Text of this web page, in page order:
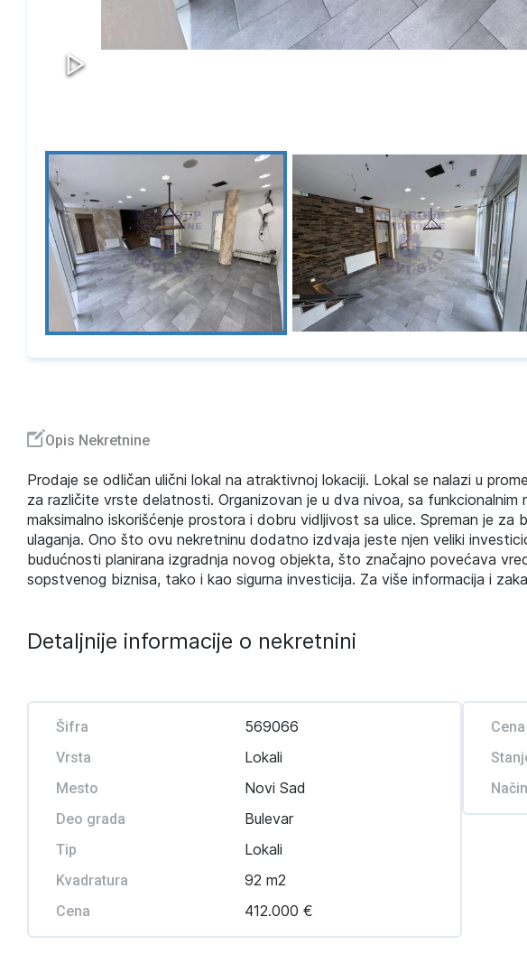
Opis Nekretnine
Prodaje se odličan ulični lokal na atraktivnoj lokaciji. Lokal se nalazi u
za različite vrste delatnosti. Organizovan je u dva nivoa, sa
maksimalno iskorišćenje prostora i dobru vidljivost sa ulice. Spreman je za
ulaganja. Ono što ovu nekretninu dodatno izdvaja jeste njen veliki
budućnosti planirana izgradnja novog objekta, što značajno povećava
sopstvenog biznisa, tako i kao sigurna investicija. Za više informacija i
Detaljnije informacije o nekretnini
Šifra 569066
Vrsta Lokali
Mesto Novi Sad
Deo grada Bulevar
Tip Lokali
Kvadratura 92 m2
Cena 412.000 €